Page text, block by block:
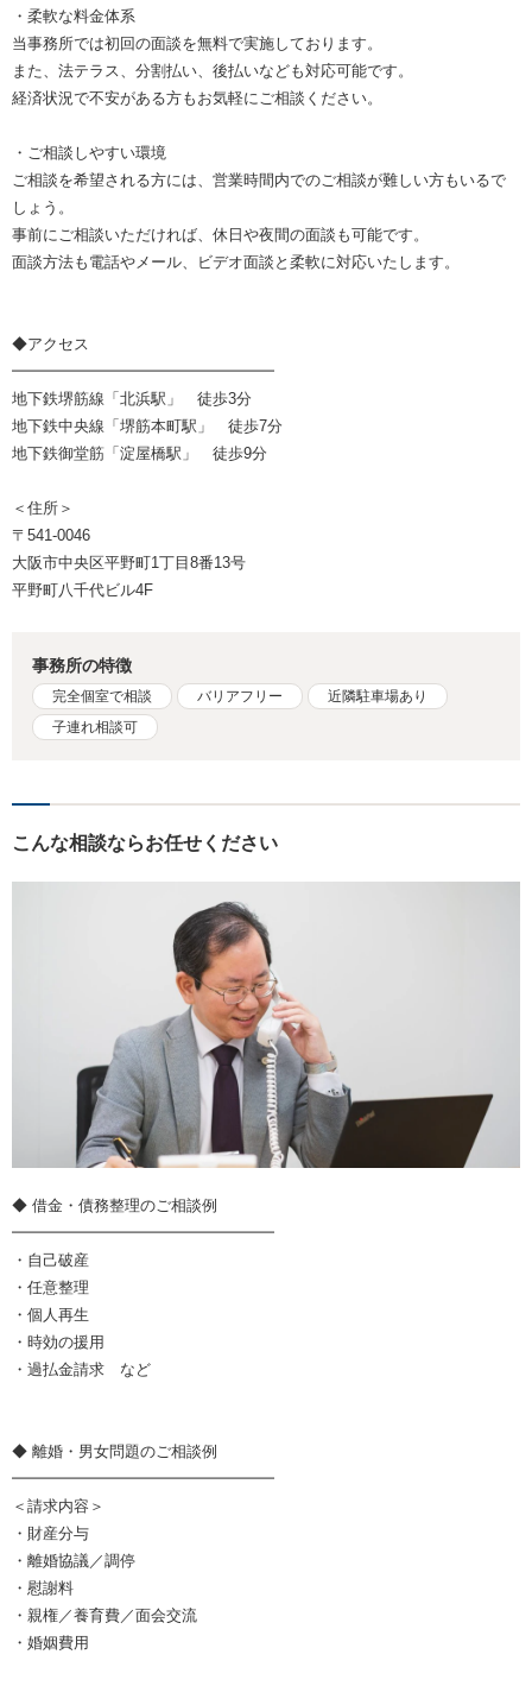
・柔軟な料金体系
当事務所では初回の面談を無料で実施しております。
また、法テラス、分割払い、後払いなども対応可能です。
経済状況で不安がある方もお気軽にご相談ください。
・ご相談しやすい環境
ご相談を希望される方には、営業時間内でのご相談が難しい方もいるで
しょう。
事前にご相談いただければ、休日や夜間の面談も可能です。
面談方法も電話やメール、ビデオ面談と柔軟に対応いたします。
◆アクセス
━━━━━━━━━━━━━━━━━
地下鉄堺筋線「北浜駅」 徒歩3分
地下鉄中央線「堺筋本町駅」 徒歩7分
地下鉄御堂筋「淀屋橋駅」 徒歩9分
＜住所＞
〒541-0046
大阪市中央区平野町1丁目8番13号
平野町八千代ビル4F
事務所の特徴
完全個室で相談 バリアフリー
近隣駐車場あり
子連れ相談可
こんな相談ならお任せください
◆ 借金・債務整理のご相談例
━━━━━━━━━━━━━━━━━
・自己破産
・任意整理
・個人再生
・時効の援用
・過払金請求 など
◆ 離婚・男女問題のご相談例
━━━━━━━━━━━━━━━━━
＜請求内容＞
・財産分与
・離婚協議／調停
・慰謝料
・親権／養育費／面会交流
・婚姻費用